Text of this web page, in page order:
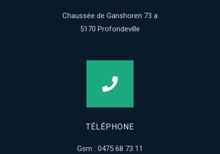
Chaussée de Ganshoren 73 a
5170 Profondeville
TÉLÉPHONE
Gsm : 0475 68 73 11